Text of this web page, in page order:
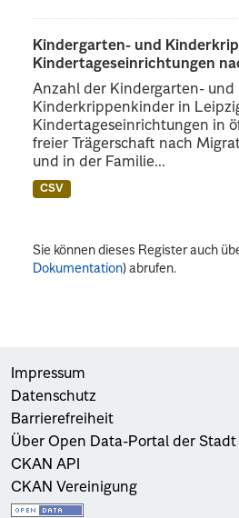
Kindergarten- und
Kindertageseinrichtungen
Anzahl der Kindergarten- und
Kinderkrippenkinder in
Kindertageseinrichtungen in
freier Trägerschaft nach
und in der Familie...
CSV
Sie können dieses Register auch
Dokumentation) abrufen.
Impressum
Datenschutz
Barrierefreiheit
Über Open Data-Portal der
CKAN API
CKAN Vereinigung